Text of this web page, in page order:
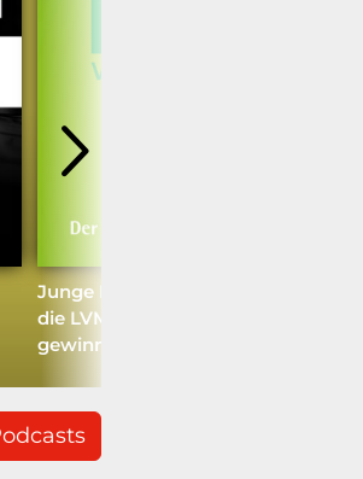
Junge Kunden im Fokus: Wie
die LVM neue Zielgruppen
gewinnt